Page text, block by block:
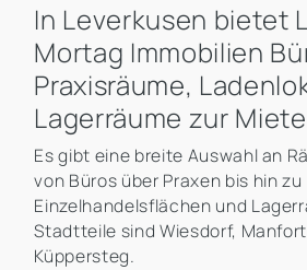
In Leverkusen bietet
Mortag Immobilien
Praxisräume,
Lagerräume zur
Es gibt eine breite Auswahl an
von Büros über Praxen bis hin zu
Einzelhandelsflächen und
Stadtteile sind Wiesdorf,
Küppersteg.